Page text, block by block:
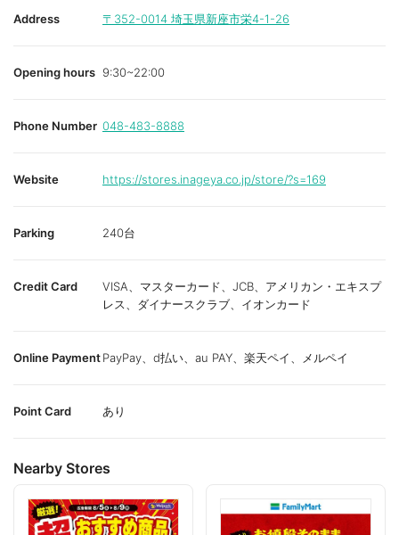
Address 〒352-0014 埼玉県新座市栄4-1-26
Opening hours 9:30~22:00
Phone Number 048-483-8888
Website https://stores.inageya.co.jp/store/?s=169
Parking 240台
Credit Card
VISA、マスターカード、JCB、アメリカン・エキスプ
レス、ダイナースクラブ、イオンカード
Online PaymentPayPay、d払い、au PAY、楽天ペイ、メルペイ
Point Card あり
Nearby Stores